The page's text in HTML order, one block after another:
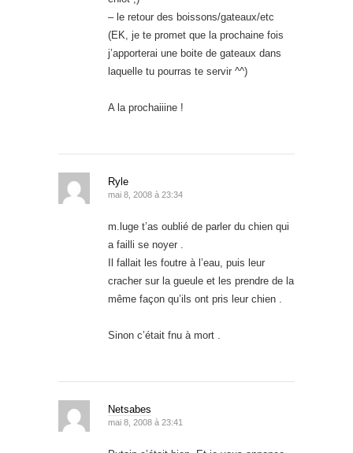
– le retour des boissons/gateaux/etc
(EK, je te promet que la prochaine fois
j’apporterai une boite de gateaux dans
laquelle tu pourras te servir ^^)
A la prochaiiine !
Ryle
mai 8, 2008 à 23:34
m.luge t’as oublié de parler du chien qui
a failli se noyer .
Il fallait les foutre à l’eau, puis leur
cracher sur la gueule et les prendre de la
même façon qu’ils ont pris leur chien .
Sinon c’était fnu à mort .
Netsabes
mai 8, 2008 à 23:41